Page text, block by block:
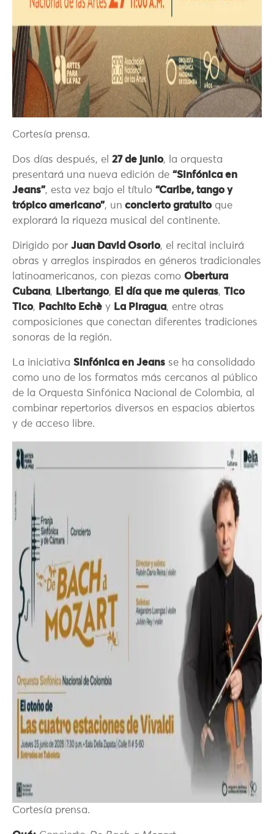
Cortesía prensa.
Dos días después, el 27 de junio, la orquesta
presentará una nueva edición de “Sinfónica en
Jeans”, esta vez bajo el título “Caribe, tango y
trópico americano”, un concierto gratuitoque
explorará la riqueza musical del continente.
Dirigido por Juan David Osorio, el recital incluirá
obras y arreglos inspirados en géneros tradicionales
latinoamericanos, con piezas como Obertura
Cubana, Libertango, El día que me quieras, Tico
Tico, Pachito Echè y La Piragua, entre otras
composiciones que conectan diferentes tradiciones
sonoras de la región.
La iniciativa Sinfónica en Jeans se ha consolidado
como uno de los formatos más cercanos al público
de la Orquesta Sinfónica Nacional de Colombia, al
combinar repertorios diversos en espacios abiertos
y de acceso libre.
Cortesía prensa.